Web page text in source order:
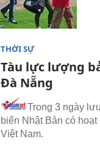
THỜI SỰ
Tàu lực lượng
Đà Nẵng
Trong 3 ngày
biển Nhật Bản có
Việt Nam.